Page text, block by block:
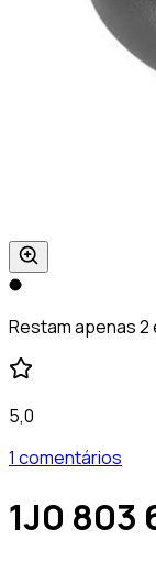
Restam apenas
5,0
1 comentários
1J0 803